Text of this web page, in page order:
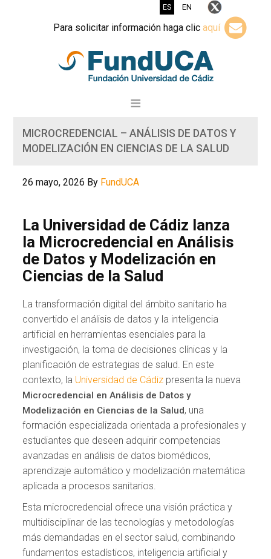
ES EN
Para solicitar información haga clic aquí
MICROCREDENCIAL – ANÁLISIS DE DATOS Y
MODELIZACIÓN EN CIENCIAS DE LA SALUD
26 mayo, 2026 By FundUCA
La Universidad de Cádiz lanza
la Microcredencial en Análisis
de Datos y Modelización en
Ciencias de la Salud
La transformación digital del ámbito sanitario ha
convertido el análisis de datos y la inteligencia
artificial en herramientas esenciales para la
investigación, la toma de decisiones clínicas y la
planificación de estrategias de salud. En este
contexto, la Universidad de Cádiz presenta la nueva
Microcredencial en Análisis de Datos y
Modelización en Ciencias de la Salud, una
formación especializada orientada a profesionales y
estudiantes que deseen adquirir competencias
avanzadas en análisis de datos biomédicos,
aprendizaje automático y modelización matemática
aplicada a procesos sanitarios.
Esta microcredencial ofrece una visión práctica y
multidisciplinar de las tecnologías y metodologías
más demandadas en el sector salud, combinando
fundamentos estadísticos, inteligencia artificial y